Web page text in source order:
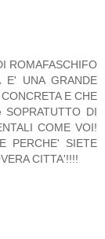
ROMAFASCHIFO
E' UNA GRANDE
E CHE
DI
COME VOI!
PERCHE' SIETE
CITTA'!!!!